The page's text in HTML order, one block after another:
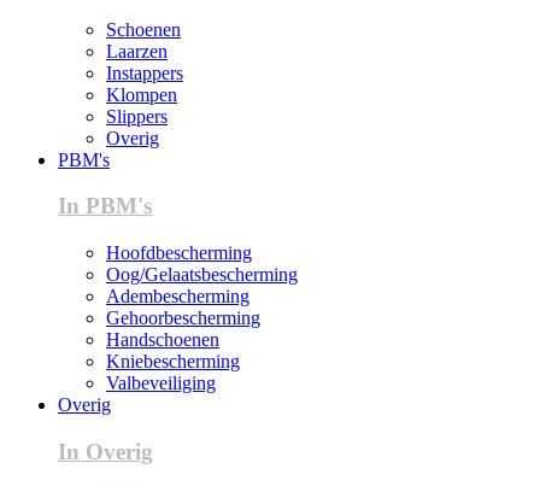
Schoenen
Laarzen
Instappers
Klompen
Slippers
Overig
PBM's
In PBM's
Hoofdbescherming
Oog/Gelaatsbescherming
Adembescherming
Gehoorbescherming
Handschoenen
Kniebescherming
Valbeveiliging
Overig
In Overig